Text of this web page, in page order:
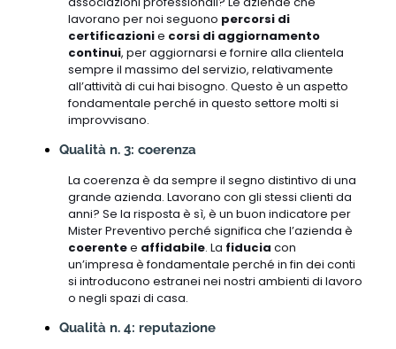
lavorano per noi seguono percorsi di
certificazionie corsi di aggiornamento
continui, per aggiornarsi e fornire alla clientela
sempre il massimo del servizio, relativamente
all’attività di cui hai bisogno. Questo è un aspetto
fondamentale perché in questo settore molti si
improvvisano.
Qualità n. 3: coerenza
La coerenza è da sempre il segno distintivo di una
grande azienda. Lavorano con gli stessi clienti da
anni? Se la risposta è sì, è un buon indicatore per
Mister Preventivo perché significa che l’azienda è
coerentee affidabile. La fiducia con
un’impresa è fondamentale perché in fin dei conti
si introducono estranei nei nostri ambienti di lavoro
o negli spazi di casa.
Qualità n. 4: reputazione